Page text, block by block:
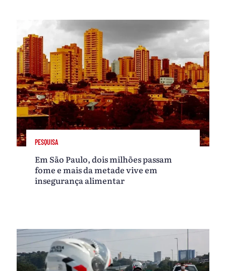
PESQUISA
Em São Paulo, dois milhões passam
fome e mais da metade vive em
insegurança alimentar